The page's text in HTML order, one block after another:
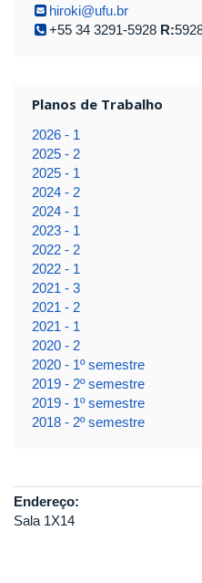
hiroki@ufu.br
+55 34 3291-5928 R:
Planos de Trabalho
2026 - 1
2025 - 2
2025 - 1
2024 - 2
2024 - 1
2023 - 1
2022 - 2
2022 - 1
2021 - 3
2021 - 2
2021 - 1
2020 - 2
2020 - 1º semestre
2019 - 2º semestre
2019 - 1º semestre
2018 - 2º semestre
Endereço:
Sala 1X14